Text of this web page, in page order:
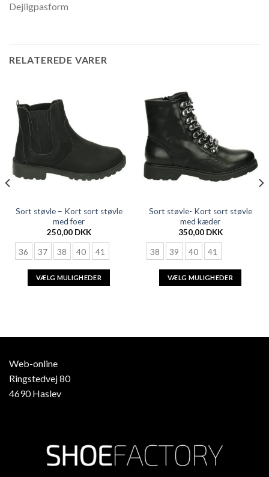
Dejligpasform
RELATEREDE VARER
Sort støvle – Kort sort støvle
med foer
250,00 DKK
36 37 38 40 41
VÆLG MULIGHEDER
Sort støvle- Kort sort støvle
med kæder
350,00 DKK
38 39 40 41
VÆLG MULIGHEDER
Web-online
Ringstedvej 80
4690 Haslev